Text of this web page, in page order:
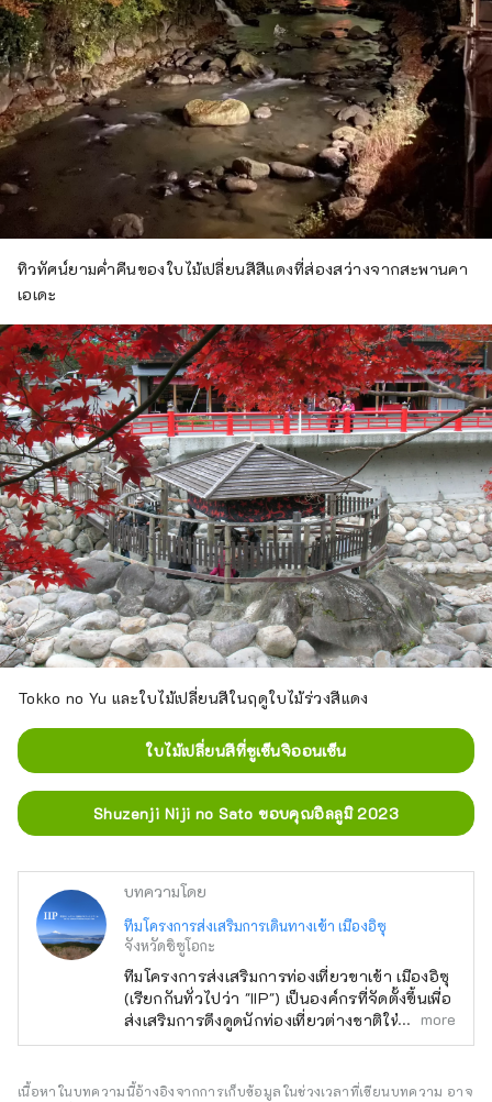
ทิวทัศน์ยามค่ำคืนของใบไม้เปลี่ยนสีสีแดงที่ส่องสว่างจากสะพานคา
เอเดะ
Tokko no Yu และใบไม้เปลี่ยนสีในฤดูใบไม้ร่วงสีแดง
ใบไม้เปลี่ยนสีที่ชูเซ็นจิออนเซ็น
Shuzenji Niji no Sato ขอบคุณอิลลูมิ 2023
บทความโดย
ทีมโครงการส่งเสริมการเดินทางเข้า เมืองอิซุ
จังหวัดชิซูโอกะ
ทีมโครงการส่งเสริมการท่องเที่ยวขาเข้า เมืองอิซุ
(เรียกกันทั่วไปว่า "IIP") เป็นองค์กรที่จัดตั้งขึ้นเพื่อ
ส่งเสริมการดึงดูดนักท่องเที่ยวต่างชาติให้มาเยือน
เมืองอิซุ และพัฒนาระบบการยอมรับพวกเขา โดย
ทางการท่องเที่ยวระดับนานาชาติที่น่าดึงดูดใจซึ่ง
more
เนื้อหาในบทความนี้อ้างอิงจากการเก็บข้อมูลในช่วงเวลาที่เขียนบทความ อาจ